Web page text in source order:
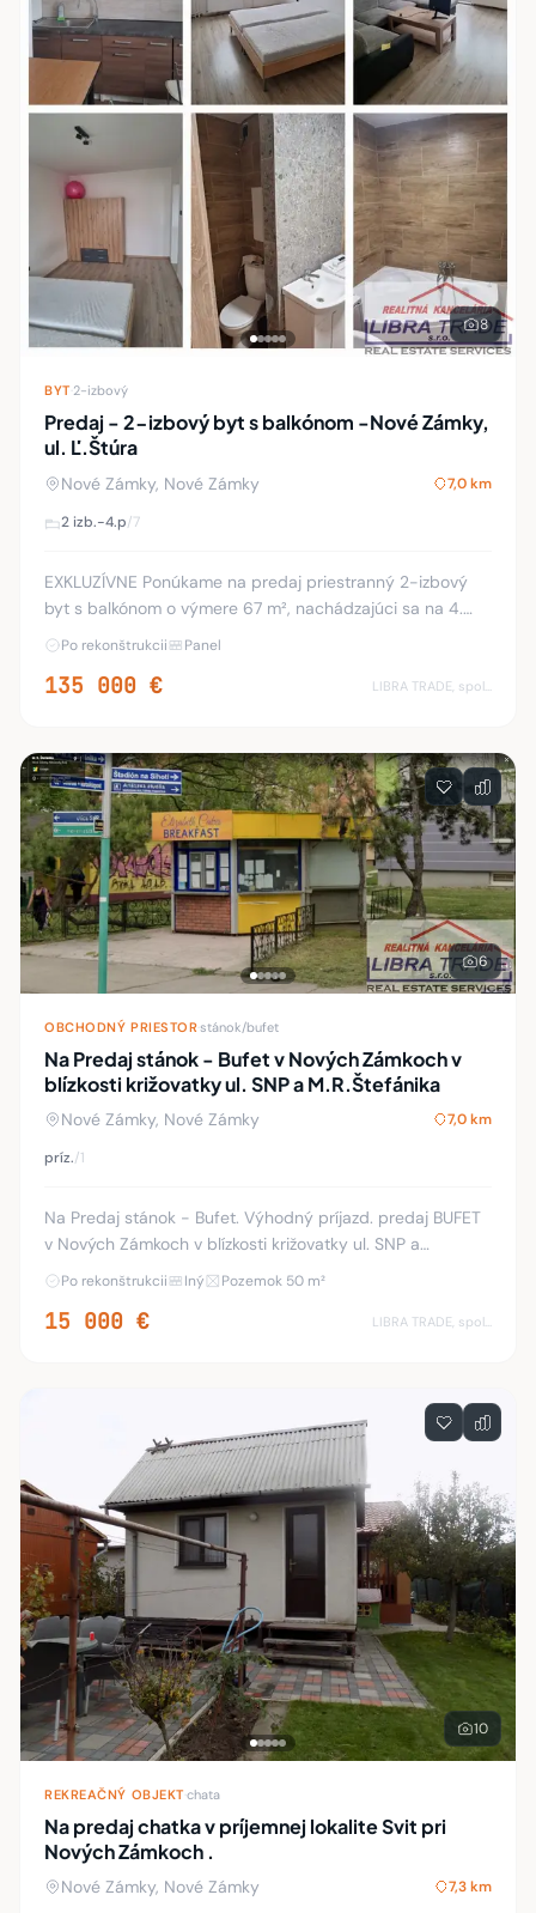
8
BYT· 2-izbový
Predaj - 2-izbový byt s balkónom -Nové Zámky,
ul. Ľ.Štúra
Nové Zámky, Nové Zámky 7,0 km
2 izb.-4.p/7
EXKLUZÍVNE Ponúkame na predaj priestranný 2-izbový
byt s balkónom o výmere 67 m², nachádzajúci sa na 4.
poschodí zo 7 v zateplenom panelovom bytovom dome
Po rekonštrukcii Panel
135 000 € LIBRA TRADE, spol.s.r.o.
6
OBCHODNÝ PRIESTOR·stánok/bufet
Na Predaj stánok - Bufet v Nových Zámkoch v
blízkosti križovatky ul. SNP a M.R.Štefánika
Nové Zámky, Nové Zámky 7,0 km
príz./1
Na Predaj stánok - Bufet. Výhodný príjazd. predaj BUFET
v Nových Zámkoch v blízkosti križovatky ul. SNP a
M.R.Štefánika s priamym napojením na hlavnú križovatku.
Po rekonštrukcii Iný Pozemok 50 m²
15 000 € LIBRA TRADE, spol.s.r.o.
10
REKREAČNÝ OBJEKT·chata
Na predaj chatka v príjemnej lokalite Svit pri
Nových Zámkoch .
Nové Zámky, Nové Zámky 7,3 km